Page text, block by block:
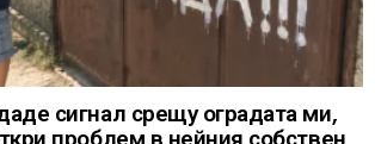
сигнал срещу оградата ми,